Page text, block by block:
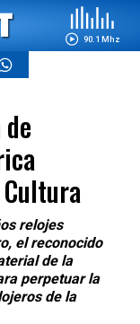
90.1 Mhz
relojes
el reconocido
de la
perpetuar la
de la